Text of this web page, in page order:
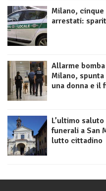
Milano,
arrestati:
Allarme
Milano,
una donna e il
L’ultimo
funerali a San
lutto cittadino